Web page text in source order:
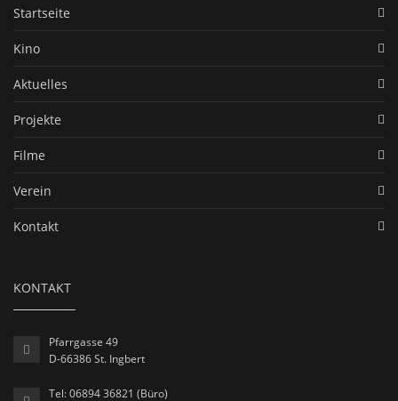
Startseite
Kino
Aktuelles
Projekte
Filme
Verein
Kontakt
KONTAKT
Pfarrgasse 49
D-66386 St. Ingbert
Tel: 06894 36821 (Büro)